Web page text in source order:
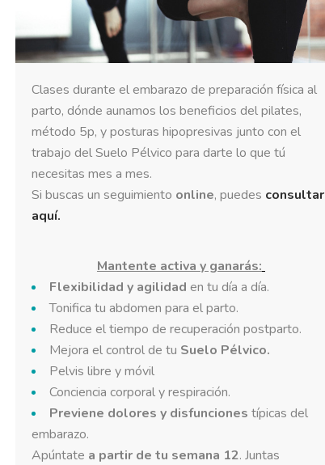
Clases durante el embarazo de preparación física al
parto, dónde aunamos los beneficios del pilates,
método 5p, y posturas hipopresivas junto con el
trabajo del Suelo Pélvico para darte lo que tú
necesitas mes a mes.
Si buscas un seguimiento online, puedes consultar
aquí.
Mantente activa y ganarás:
Flexibilidad y agilidad en tu día a día.
Tonifica tu abdomen para el parto.
Reduce el tiempo de recuperación postparto.
Mejora el control de tu Suelo Pélvico.
Pelvis libre y móvil
Conciencia corporal y respiración.
Previene dolores y disfunciones típicas del
embarazo.
Apúntate a partir de tu semana 12. Juntas